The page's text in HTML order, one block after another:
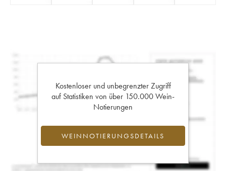
Kostenloser und unbegrenzter Zugriff
auf Statistiken von über 150.000 Wein-
Notierungen
WEINNOTIERUNGSDETAILS